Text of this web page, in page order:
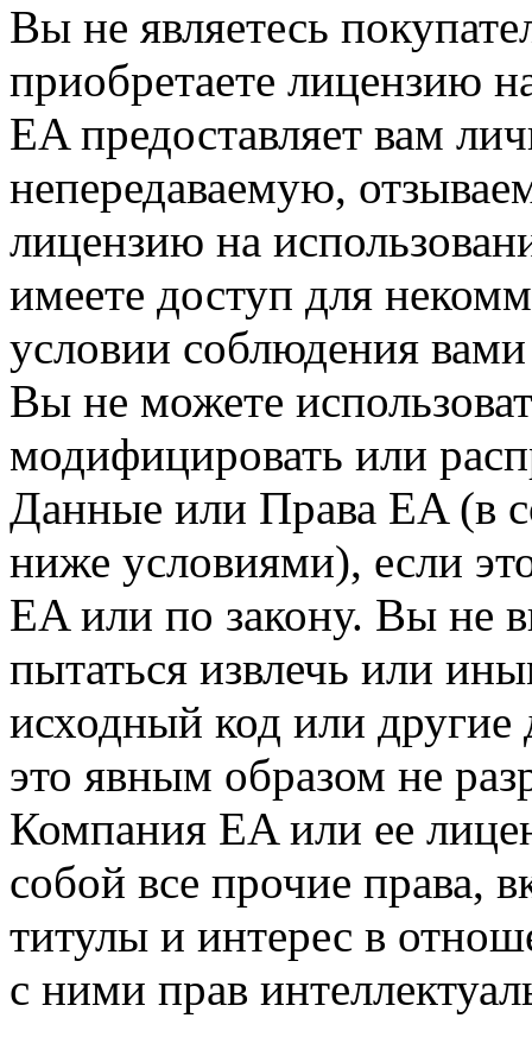
Вы не являетесь
приобретаете лицензию
EA предоставляет вам
непередаваемую,
лицензию на
имеете доступ для
условии соблюдения
Вы не можете
модифицировать или
Данные или Права EA (в
ниже условиями), если
EA или по закону. Вы не
пытаться извлечь или
исходный код или
это явным образом не
Компания EA или ее
собой все прочие права,
титулы и интерес в
с ними прав